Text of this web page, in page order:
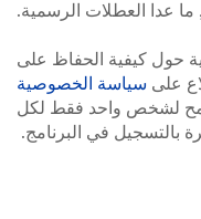
الحفاظ على
سياسة الخصوصية
واحد فقط لكل
في البرنامج.